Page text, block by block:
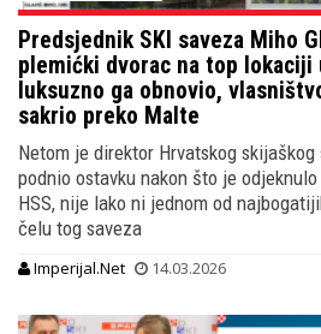
Predsjednik SKI saveza Miho
plemićki dvorac na top lokaciji
luksuzno ga obnovio,
sakrio preko Malte
Netom je direktor Hrvatskog
podnio ostavku nakon što je
HSS, nije lako ni jednom od
čelu tog saveza
Imperijal.Net 14.03.2026